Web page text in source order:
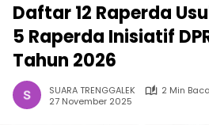
Daftar 12 Raperda
5 Raperda Inisiatif
Tahun 2026
SUARA TRENGGALEK
2 Min Baca
27 November 2025